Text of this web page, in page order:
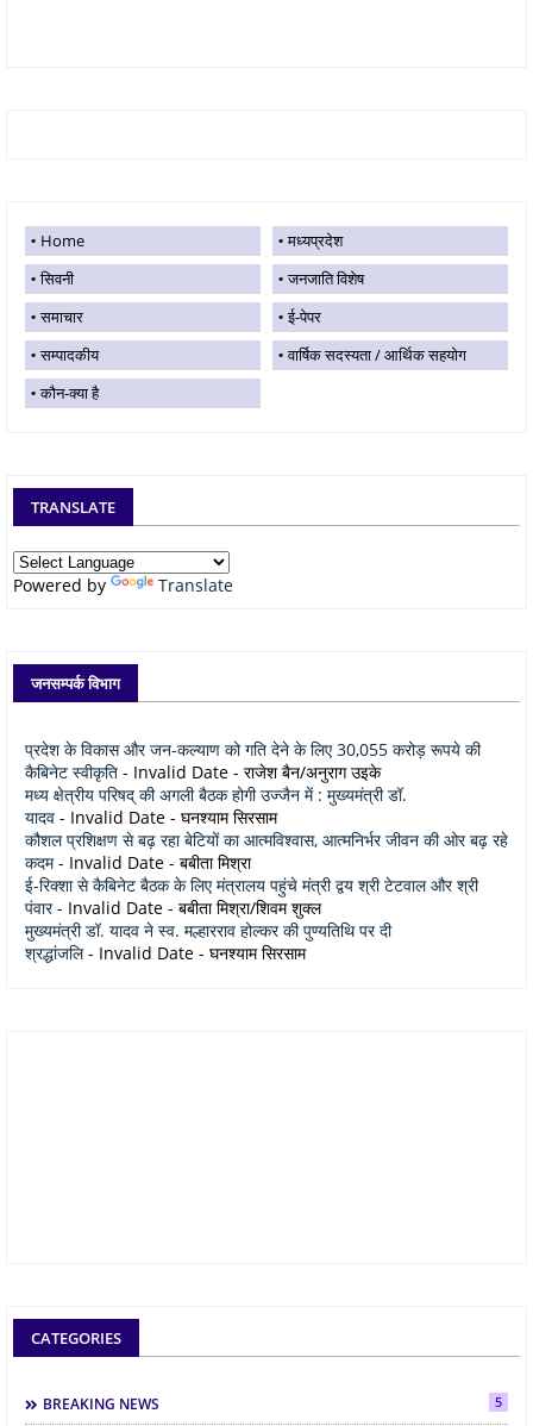
Home
मध्यप्रदेश
सिवनी
जनजाति विशेष
समाचार
ई-पेपर
सम्पादकीय
वार्षिक सदस्यता / आर्थिक सहयोग
कौन-क्या है
TRANSLATE
Powered by Translate
जनसम्पर्क विभाग
प्रदेश के विकास और जन-कल्याण को गति देने के लिए 30,055 करोड़ रूपये की
कैबिनेट स्वीकृति - Invalid Date - राजेश बैन/अनुराग उइके
मध्य क्षेत्रीय परिषद् की अगली बैठक होगी उज्जैन में : मुख्यमंत्री डॉ.
यादव - Invalid Date - घनश्याम सिरसाम
कौशल प्रशिक्षण से बढ़ रहा बेटियों का आत्मविश्वास, आत्मनिर्भर जीवन की ओर बढ़ रहे
कदम- Invalid Date - बबीता मिश्रा
ई-रिक्शा से कैबिनेट बैठक के लिए मंत्रालय पहुंचे मंत्री द्वय श्री टेटवाल और श्री
पंवार- Invalid Date - बबीता मिश्रा/शिवम शुक्ल
मुख्यमंत्री डॉ. यादव ने स्व. मल्हारराव होल्कर की पुण्यतिथि पर दी
श्रद्धांजलि- Invalid Date - घनश्याम सिरसाम
CATEGORIES
BREAKING NEWS 5